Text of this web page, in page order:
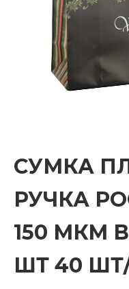
СУМКА
РУЧКА
150 МКМ
ШТ 40